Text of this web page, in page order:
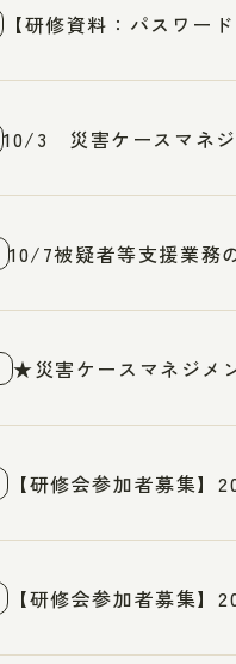
【研修資料：パスワー
10/3 災害ケースマネジ
10/7被疑者等支援業務
★災害ケースマネジメ
【研修会参加者募集
【研修会参加者募集